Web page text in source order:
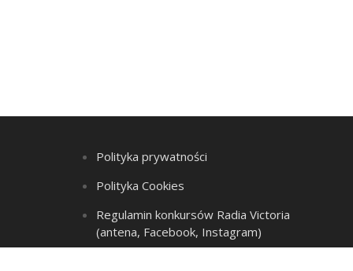
Polityka prywatności
Polityka Cookies
Regulamin konkursów Radia Victoria
(antena, Facebook, Instagram)